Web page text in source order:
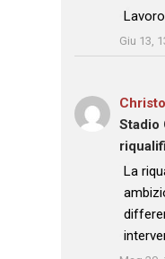
: “Lavoro
Giu 13,
Stadio
: “La